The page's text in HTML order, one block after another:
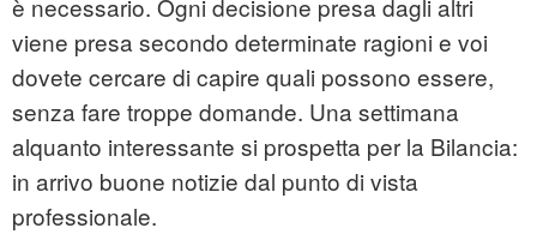
è necessario. Ogni decisione presa dagli altri
viene presa secondo determinate ragioni e voi
dovete cercare di capire quali possono essere,
senza fare troppe domande. Una settimana
alquanto interessante si prospetta per la Bilancia:
in arrivo buone notizie dal punto di vista
professionale.